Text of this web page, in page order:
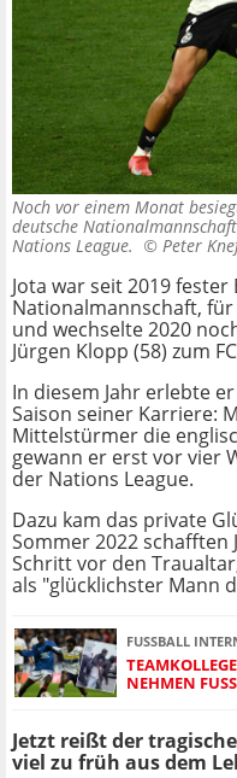
Noch vor einem Monat
deutsche
Nations League. © Peter
Jota war seit 2019
Nationalmannschaft,
und wechselte 2020
Jürgen Klopp (58) zum
In diesem Jahr erlebte
Saison seiner Karriere:
Mittelstürmer die
gewann er erst vor vier
der Nations League.
Dazu kam das private
Sommer 2022 schafften
Schritt vor den
als "glücklichster Mann
FUSSBALL
NEHMEN
Jetzt reißt der
viel zu früh aus dem